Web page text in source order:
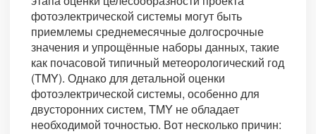
фотоэлектрической системы могут быть
приемлемы среднемесячные долгосрочные
значения и упрощённые наборы данных, такие
как почасовой типичный метеорологический год
(TMY). Однако для детальной оценки
фотоэлектрической системы, особенно для
двусторонних систем, TMY не обладает
необходимой точностью. Вот несколько причин: